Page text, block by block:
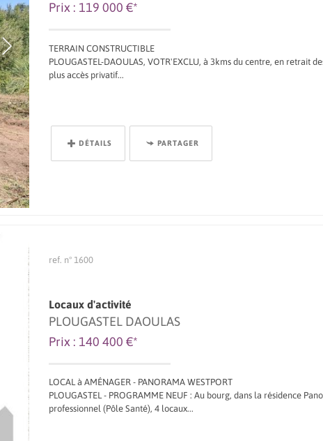
Prix : 119 000 €*
TERRAIN CONSTRUCTIBLE
PLOUGASTEL-DAOULAS, VOTR'EXCLU, à 3kms du centre, en retrait
plus accès privatif...
DÉTAILS PARTAGER
ref. n° 1600
Locaux d'activité
PLOUGASTEL DAOULAS
Prix : 140 400 €*
LOCAL à AMÉNAGER - PANORAMA WESTPORT
PLOUGASTEL - PROGRAMME NEUF : Au bourg, dans la résidence
professionnel (Pôle Santé), 4 locaux...